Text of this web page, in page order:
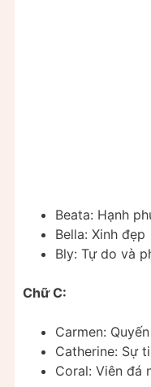
Beata: Hạnh
Bella: Xinh đẹp
Bly: Tự do và
Chữ C:
Carmen:
Catherine: Sự
Coral: Viên đá